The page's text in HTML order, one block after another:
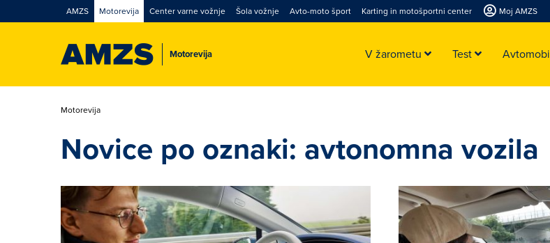
Motorevija
AMZS Motorevija Center varne vožnje Šola vožnje Avto-moto šport Karting in motošportni center Moj AMZS
V žarometu Test
Motorevija
Novice po oznaki: avtonomna vozila